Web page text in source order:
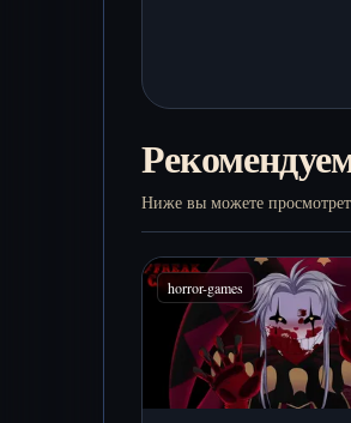
Ниже вы можете
horror-games